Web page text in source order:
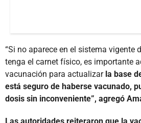
“Si no aparece en el sistema vigente
tenga el carnet físico, es importante
vacunación para actualizar la base
está seguro de haberse vacunado,
dosis sin inconveniente”, agregó
Las autoridades reiteraron que la